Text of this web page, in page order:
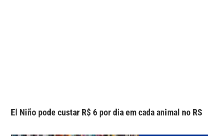
El Niño pode custar R$ 6 por dia em cada animal no RS